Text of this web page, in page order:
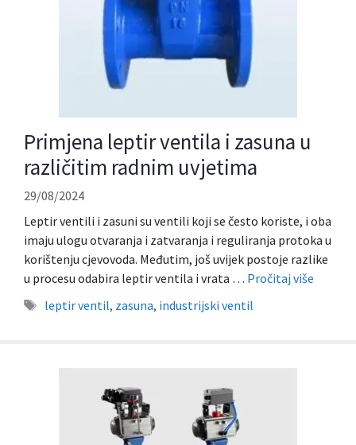
Primjena leptir ventila i zasuna u
različitim radnim uvjetima
29/08/2024
Leptir ventili i zasuni su ventili koji se često koriste, i oba
imaju ulogu otvaranja i zatvaranja i reguliranja protoka u
korištenju cjevovoda. Međutim, još uvijek postoje razlike
u procesu odabira leptir ventila i vrata … Pročitaj više
Oznake
leptir ventil, zasuna, industrijski ventil